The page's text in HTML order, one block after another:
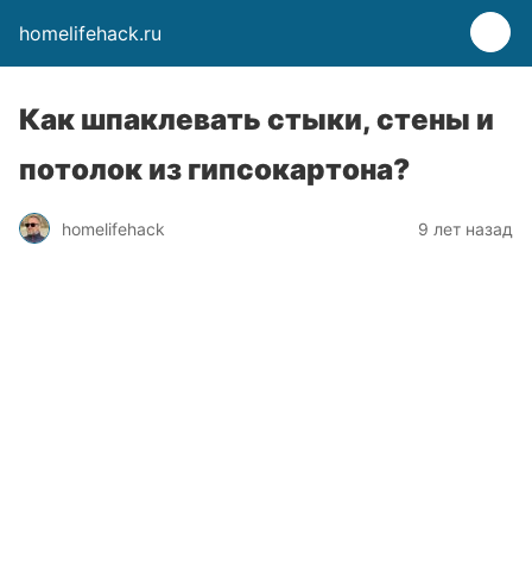
homelifehack.ru
Как шпаклевать стыки, стены и
потолок из гипсокартона?
homelifehack 9 лет назад